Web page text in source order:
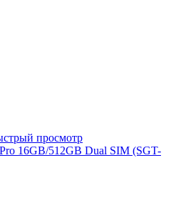
просмотр
16GB/512GB Dual SIM (SGT-